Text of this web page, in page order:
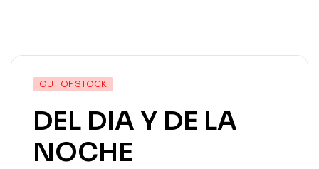
OUT OF STOCK
DEL DIA Y DE LA
NOCHE